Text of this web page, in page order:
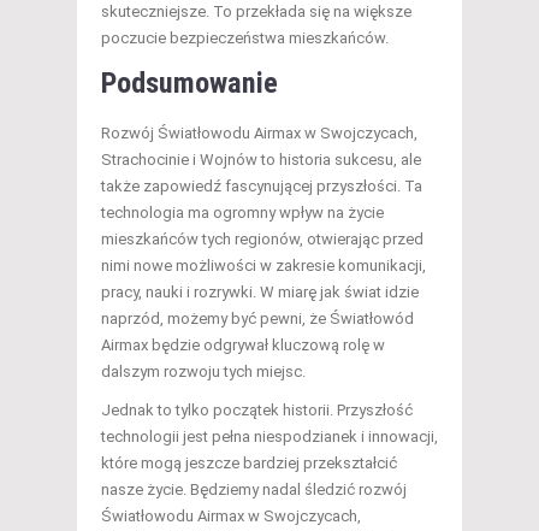
skuteczniejsze. To przekłada się na większe
poczucie bezpieczeństwa mieszkańców.
Podsumowanie
Rozwój Światłowodu Airmax w Swojczycach,
Strachocinie i Wojnów to historia sukcesu, ale
także zapowiedź fascynującej przyszłości. Ta
technologia ma ogromny wpływ na życie
mieszkańców tych regionów, otwierając przed
nimi nowe możliwości w zakresie komunikacji,
pracy, nauki i rozrywki. W miarę jak świat idzie
naprzód, możemy być pewni, że Światłowód
Airmax będzie odgrywał kluczową rolę w
dalszym rozwoju tych miejsc.
Jednak to tylko początek historii. Przyszłość
technologii jest pełna niespodzianek i innowacji,
które mogą jeszcze bardziej przekształcić
nasze życie. Będziemy nadal śledzić rozwój
Światłowodu Airmax w Swojczycach,